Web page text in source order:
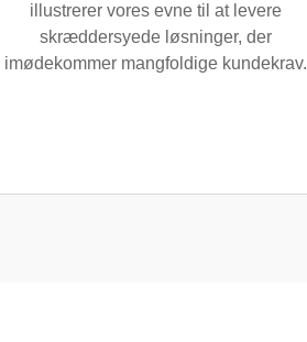
illustrerer vores evne til at levere
skræddersyede løsninger, der
imødekommer mangfoldige kundekrav.